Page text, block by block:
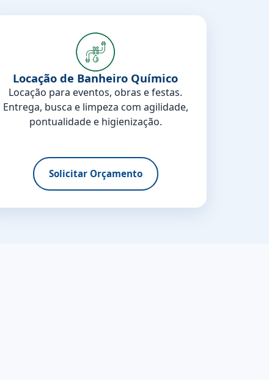
Locação de Banheiro Químico
Locação para eventos, obras e festas.
Entrega, busca e limpeza com agilidade,
pontualidade e higienização.
Solicitar Orçamento